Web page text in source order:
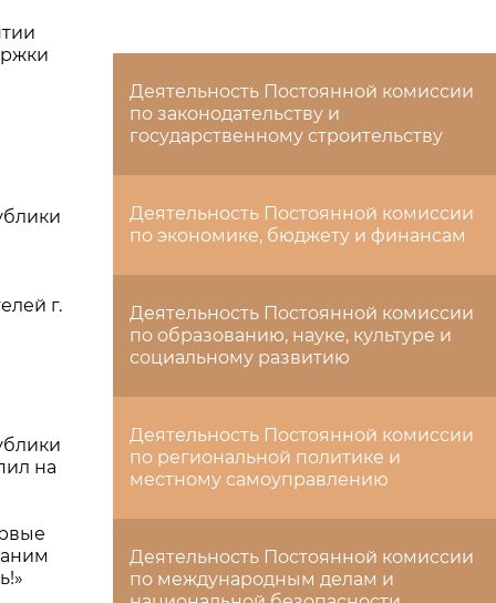
г.
на
Деятельность Постоянной комиссии
по законодательству и
государственному строительству
Деятельность Постоянной комиссии
по экономике, бюджету и финансам
Деятельность Постоянной комиссии
по образованию, науке, культуре и
социальному развитию
Деятельность Постоянной комиссии
по региональной политике и
местному самоуправлению
Деятельность Постоянной комиссии
по международным делам и